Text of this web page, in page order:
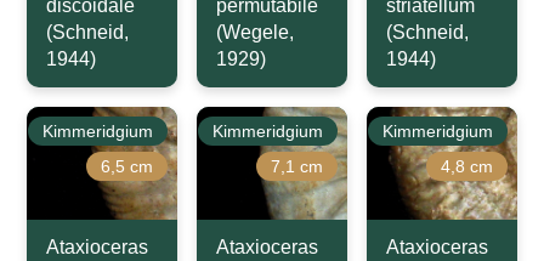
discoidale
(Schneid,
1944)
permutabile
(Wegele,
1929)
striatellum
(Schneid,
1944)
Kimmeridgium
6,5 cm
Ataxioceras
Kimmeridgium
7,1 cm
Ataxioceras
Kimmeridgium
4,8 cm
Ataxioceras